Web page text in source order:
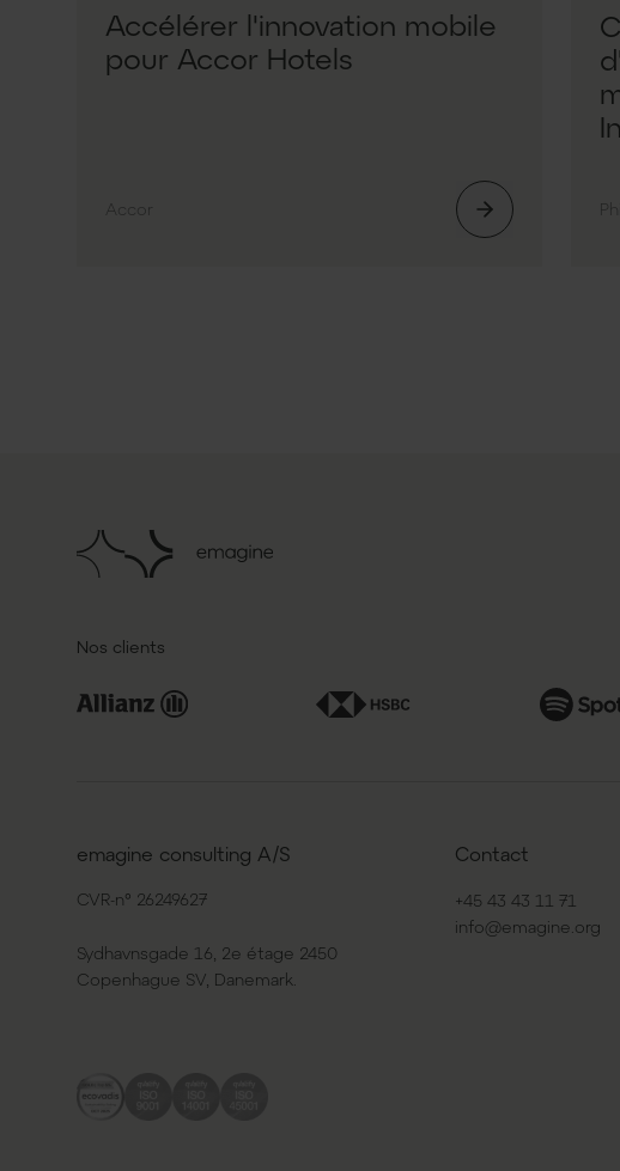
Accélérer l'innovation mobile
pour Accor Hotels
Accor
Nos clients
emagine consulting A/S
CVR-n° 26249627
Sydhavnsgade 16, 2e étage 2450
Copenhague SV, Danemark.
Contact
+45 43 43 11 71
info@emagine.org